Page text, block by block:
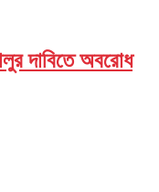
দাবিতে অবরোধ